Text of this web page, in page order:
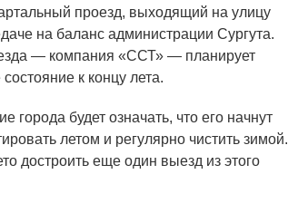
проезд, выходящий на улицу
на баланс администрации Сургута.
— компания «ССТ» — планирует
к концу лета.
города будет означать, что его начнут
летом и регулярно чистить зимой.
достроить еще один выезд из этого